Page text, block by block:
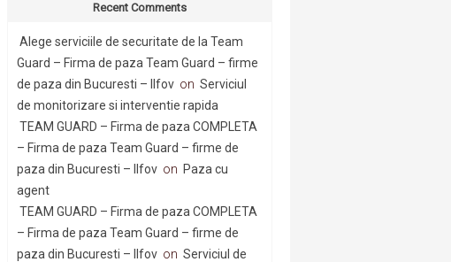
Recent Comments
Alege serviciile de securitate de la Team
Guard – Firma de paza Team Guard – firme
de paza din Bucuresti – Ilfov on Serviciul
de monitorizare si interventie rapida
TEAM GUARD – Firma de paza COMPLETA
– Firma de paza Team Guard – firme de
paza din Bucuresti – Ilfov on Paza cu
agent
TEAM GUARD – Firma de paza COMPLETA
– Firma de paza Team Guard – firme de
paza din Bucuresti – Ilfov on Serviciul de